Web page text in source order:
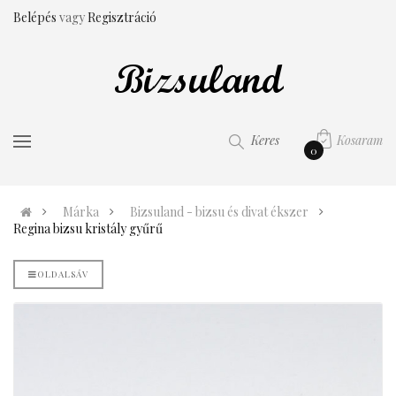
Belépés vagyRegisztráció
Kosaram
0
Keres
Márka
Bizsuland - bizsu és divat ékszer
Regina bizsu kristály gyűrű
OLDALSÁV